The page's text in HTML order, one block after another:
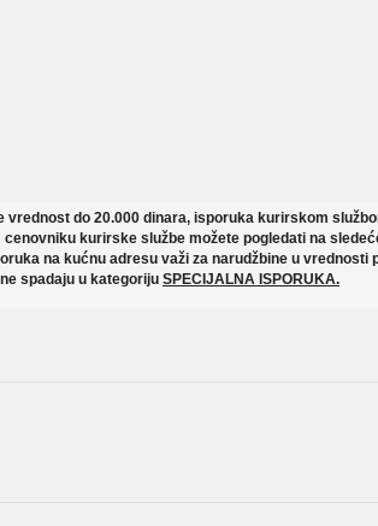
vrednost do 20.000 dinara, isporuka kurirskom
kurirske službe možete pogledati na
na kućnu adresu važi za narudžbine u vrednosti
spadaju u kategoriju SPECIJALNA ISPORUKA.